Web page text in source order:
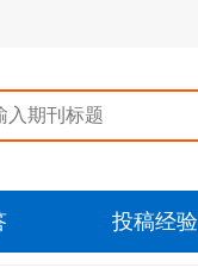
投稿经验